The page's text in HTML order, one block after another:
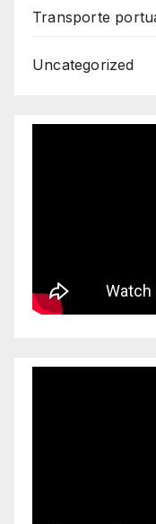
Transporte
Uncategorized